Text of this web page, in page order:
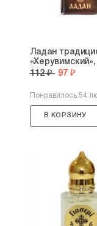
Ладан
«Херувимский»,
112 ₽ 97 ₽
Понравилось 54
В КОРЗИНУ